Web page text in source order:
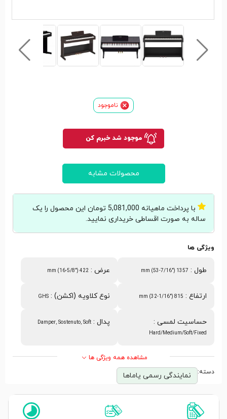
موجود شد خبرم کن
ناموجود
محصولات مشابه
با پرداخت ماهیانه 5,081,000 تومان این محصول را یک
ساله به صورت اقساطی خریداری نمایید.
ویژگی ها
طول :
1357 mm (53-7/16") عرض :
422 mm (16-5/8")
ارتفاع :
815 mm (32-1/16") نوع کلاویه (اکشن) :
GHS
حساسیت لمسی :
Hard/Medium/Soft/Fixed
پدال :
Damper, Sostenuto, Soft
مشاهده همه ویژگی ها
دسته: نمایندگی رسمی یاماها